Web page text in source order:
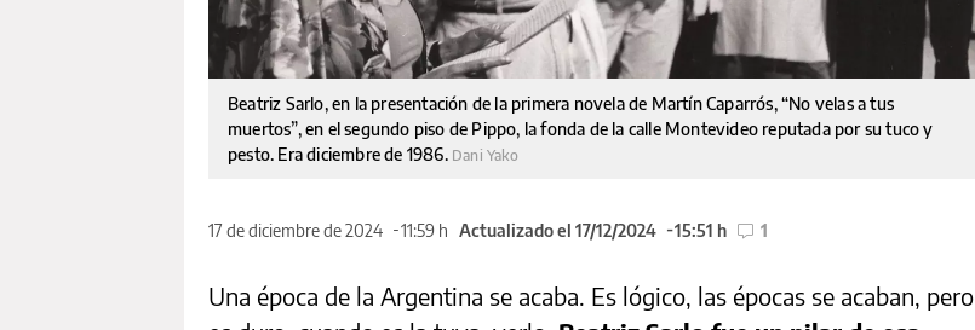
Beatriz Sarlo, en la presentación de la primera novela de Martín Caparrós, “No velas a tus
muertos”, en el segundo piso de Pippo, la fonda de la calle Montevideo reputada por su tuco y
pesto. Era diciembre de 1986. Dani Yako
17 de diciembre de 2024 11:59 h Actualizado el 17/12/2024 15:51 h 1
Una época de la Argentina se acaba. Es lógico, las épocas se acaban, pero